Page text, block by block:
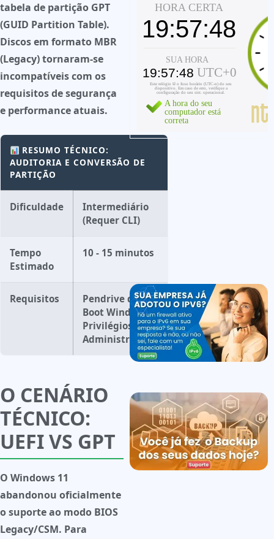
tabela de partição GPT
(GUID Partition Table).
Discos em formato MBR
(Legacy)tornaram-se
incompatíveis com os
requisitos de segurança
e performance atuais.
RESUMO TÉCNICO:
AUDITORIA E CONVERSÃO DE
PARTIÇÃO
Dificuldade
Intermediário
(Requer CLI)
Tempo
Estimado
10 - 15 minutos
Requisitos
Pendrive de
Boot Windows /
Privilégios
Administrativos
O CENÁRIO
TÉCNICO:
UEFI VS GPT
O Windows 11
abandonou oficialmente
o suporte ao modo BIOS
Legacy/CSM. Para